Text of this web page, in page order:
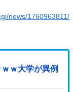
news/1760963811/
ｗ大学が異例